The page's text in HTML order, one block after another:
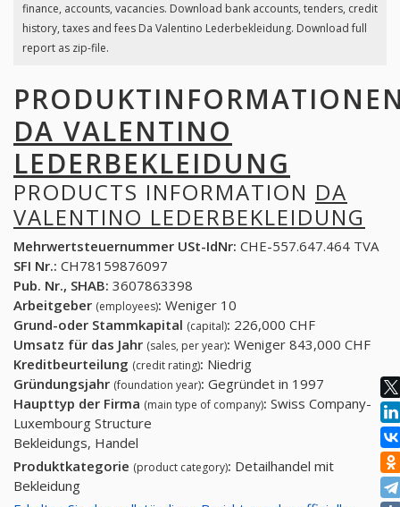
finance, accounts, vacancies. Download bank accounts, tenders, credit
history, taxes and fees Da Valentino Lederbekleidung. Download full
report as zip-file.
DA VALENTINO
LEDERBEKLEIDUNG
PRODUCTS INFORMATION DA
VALENTINO LEDERBEKLEIDUNG
Mehrwertsteuernummer USt-IdNr: CHE-557.647.464 TVA
SFI Nr.: CH78159876097
Pub. Nr., SHAB: 3607863398
Arbeitgeber (employees): Weniger 10
Grund-oder Stammkapital (capital): 226,000 CHF
Umsatz für das Jahr (sales, per year): Weniger 843,000 CHF
Kreditbeurteilung (credit rating): Niedrig
Gründungsjahr (foundation year): Gegründet in 1997
Haupttyp der Firma (main type of company): Swiss Company-
Luxembourg Structure
Bekleidungs, Handel
Produktkategorie (product category): Detailhandel mit
Bekleidung